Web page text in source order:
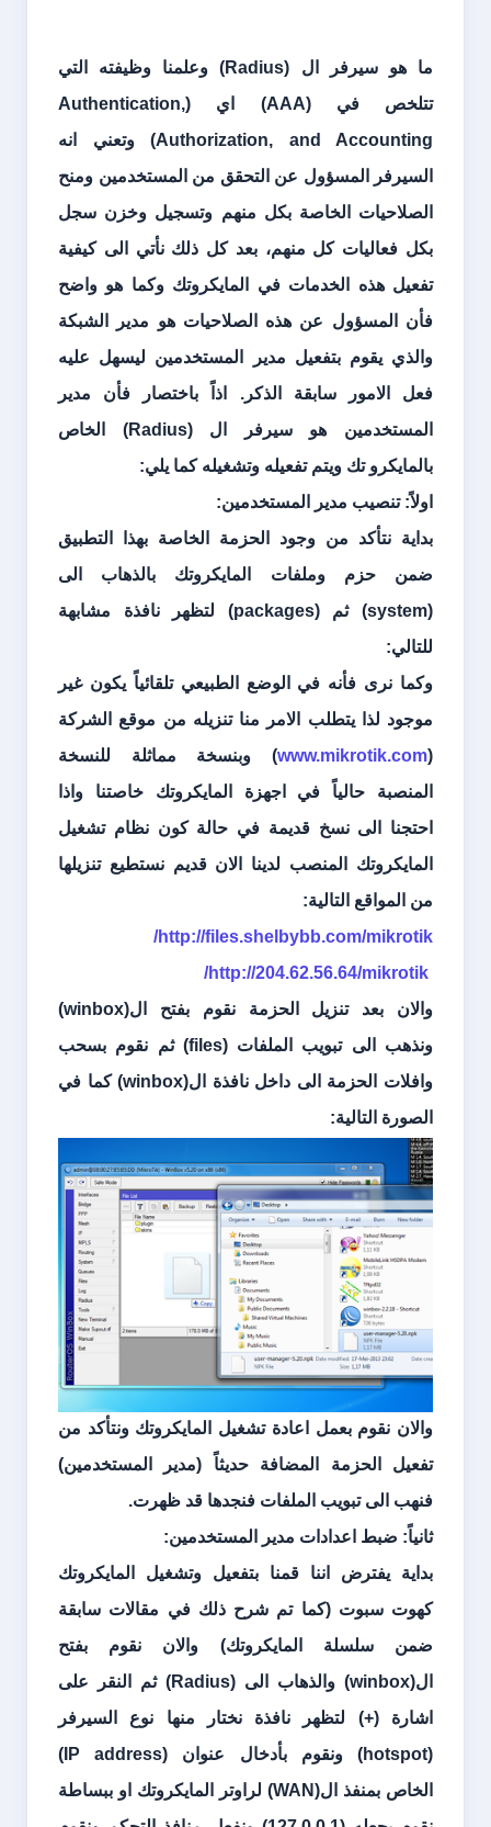
ما هو سيرفر ال (Radius) وعلمنا وظيفته التي
تتلخص في (AAA) اي (Authentication,
Authorization, and Accounting) وتعني انه
السيرفر المسؤول عن التحقق من المستخدمين ومنح
الصلاحيات الخاصة بكل منهم وتسجيل وخزن سجل
بكل فعاليات كل منهم، بعد كل ذلك نأتي الى كيفية
تفعيل هذه الخدمات في المايكروتك وكما هو واضح
فأن المسؤول عن هذه الصلاحيات هو مدير الشبكة
والذي يقوم بتفعيل مدير المستخدمين ليسهل عليه
فعل الامور سابقة الذكر. اذاً باختصار فأن مدير
المستخدمين هو سيرفر ال (Radius) الخاص
بالمايكرو تك ويتم تفعيله وتشغيله كما يلي:
اولاً: تنصيب مدير المستخدمين:
بداية نتأكد من وجود الحزمة الخاصة بهذا التطبيق
ضمن حزم وملفات المايكروتك بالذهاب الى
(
system) ثم (packages) لتظهر نافذة مشابهة
للتالي:
وكما نرى فأنه في الوضع الطبيعي تلقائياً يكون غير
موجود لذا يتطلب الامر منا تنزيله من موقع الشركة
(
www.mikrotik.com) وبنسخة مماثلة للنسخة
المنصبة حالياً في اجهزة المايكروتك خاصتنا واذا
احتجنا الى نسخ قديمة في حالة كون نظام تشغيل
المايكروتك المنصب لدينا الان قديم نستطيع تنزيلها
من المواقع التالية:
http://files.shelbybb.com/mikrotik/
http://204.62.56.64/mikrotik/
والان بعد تنزيل الحزمة نقوم بفتح ال(winbox
)
ونذهب الى تبويب الملفات (files) ثم نقوم بسحب
وافلات الحزمة الى داخل نافذة ال(winbox) كما في
الصورة التالية:
والان نقوم بعمل اعادة تشغيل المايكروتك ونتأكد من
تفعيل الحزمة المضافة حديثاً (مدير المستخدمين)
فنهب الى تبويب الملفات فنجدها قد ظهرت.
ثانياً: ضبط اعدادات مدير المستخدمين:
بداية يفترض اننا قمنا بتفعيل وتشغيل المايكروتك
كهوت سبوت (كما تم شرح ذلك في مقالات سابقة
ضمن سلسلة المايكروتك) والان نقوم بفتح
ال(winbox) والذهاب الى (Radius) ثم النقر على
اشارة (+) لتظهر نافذة نختار منها نوع السيرفر
(
hotspot) ونقوم بأدخال عنوان (IP address
)
الخاص بمنفذ ال(WAN) لراوتر المايكروتك او ببساطة